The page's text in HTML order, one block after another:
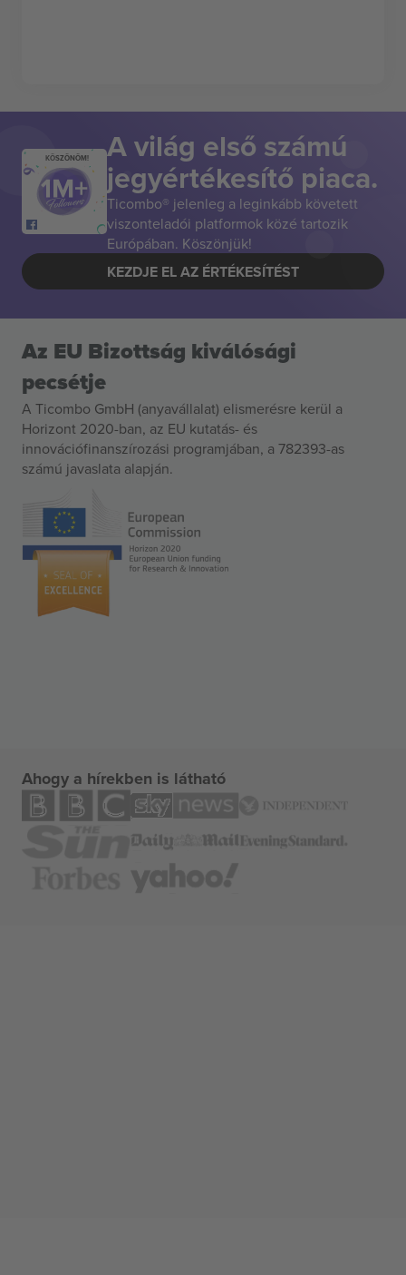
KÖSZÖNÖM! A világ első számú
jegyértékesítő piaca.
Ticombo® jelenleg a leginkább követett
viszonteladói platformok közé tartozik
Európában. Köszönjük!
KEZDJE EL AZ ÉRTÉKESÍTÉST
Az EU Bizottság kiválósági
pecsétje
A Ticombo GmbH (anyavállalat) elismerésre kerül a
Horizont 2020-ban, az EU kutatás- és
innovációfinanszírozási programjában, a 782393-as
számú javaslata alapján.
Ahogy a hírekben is látható